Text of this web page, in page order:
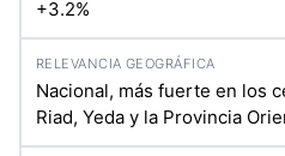
+3.2%
Nacional, más fuerte en los
Riad, Yeda y la Provincia